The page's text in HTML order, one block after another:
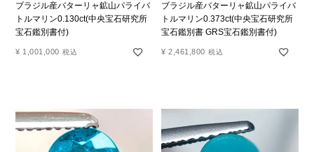
ブラジル産バターリャ鉱山パライバ
トルマリン0.130ct(中央宝石研究所
宝石鑑別書付)
¥ 1,001,000 税込
ブラジル産バターリャ鉱山パライバ
トルマリン0.373ct(中央宝石研究所
宝石鑑別書 GRS宝石鑑別書付)
¥ 2,461,800 税込